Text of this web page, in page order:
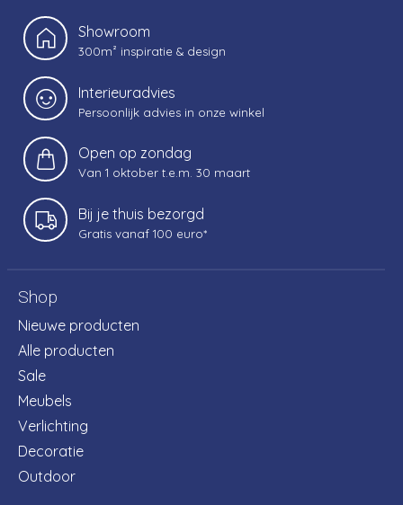
Showroom
300m² inspiratie & design
Interieuradvies
Persoonlijk advies in onze winkel
Open op zondag
Van 1 oktober t.e.m. 30 maart
Bij je thuis bezorgd
Gratis vanaf 100 euro*
Shop
Nieuwe producten
Alle producten
Sale
Meubels
Verlichting
Decoratie
Outdoor